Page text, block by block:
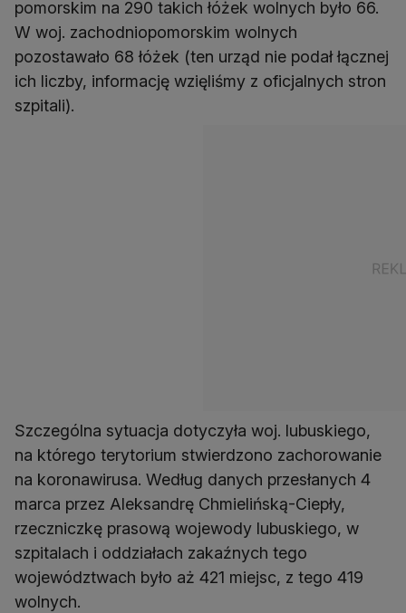
pomorskim na 290 takich łóżek wolnych było 66.
W woj. zachodniopomorskim wolnych
pozostawało 68 łóżek (ten urząd nie podał łącznej
ich liczby, informację wzięliśmy z oficjalnych stron
szpitali).
Szczególna sytuacja dotyczyła woj. lubuskiego,
na którego terytorium stwierdzono zachorowanie
na koronawirusa. Według danych przesłanych 4
marca przez Aleksandrę Chmielińską-Ciepły,
rzeczniczkę prasową wojewody lubuskiego, w
szpitalach i oddziałach zakaźnych tego
województwach było aż 421 miejsc, z tego 419
wolnych.